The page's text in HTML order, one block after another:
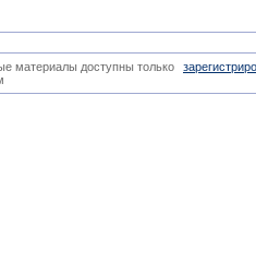
материалы доступны только